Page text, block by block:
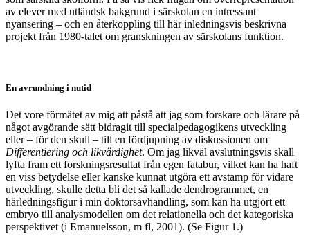
av elever med utländsk bakgrund i särskolan en intressant
nyansering – och en återkoppling till här inledningsvis beskrivna
projekt från 1980-talet om granskningen av särskolans funktion.
En avrundning i nutid
Det vore förmätet av mig att påstå att jag som forskare och lärare på
något avgörande sätt bidragit till specialpedagogikens utveckling
eller – för den skull – till en fördjupning av diskussionen om
Differentiering och likvärdighet. Om jag likväl avslutningsvis skall
lyfta fram ett forskningsresultat från egen fatabur, vilket kan ha haft
en viss betydelse eller kanske kunnat utgöra ett avstamp för vidare
utveckling, skulle detta bli det så kallade dendrogrammet, en
härledningsfigur i min doktorsavhandling, som kan ha utgjort ett
embryo till analysmodellen om det relationella och det kategoriska
perspektivet (i Emanuelsson, m fl, 2001). (Se Figur 1.)